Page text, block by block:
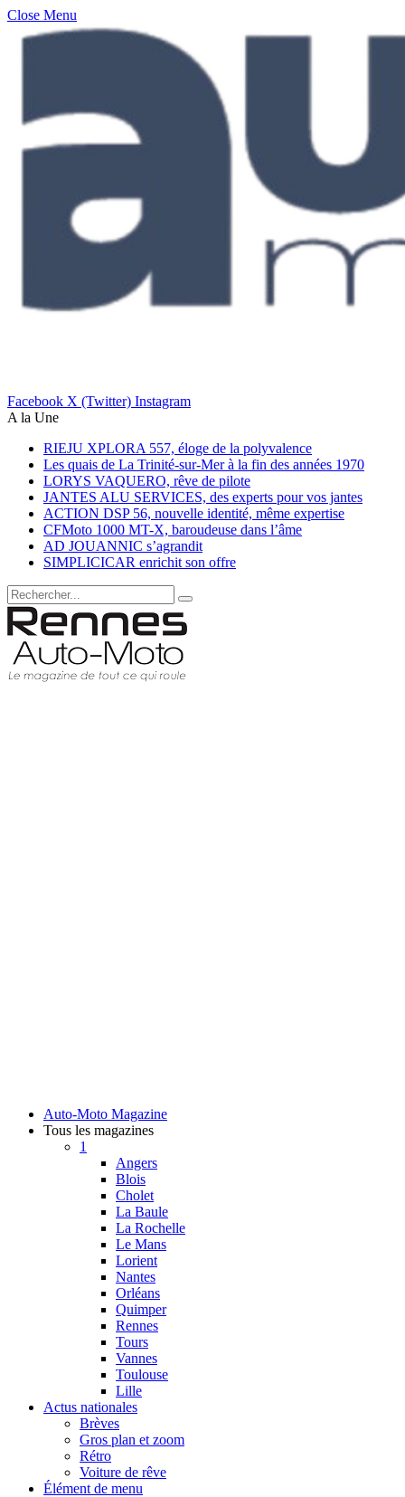
Close Menu
Facebook X (Twitter) Instagram
A la Une
RIEJU XPLORA 557, éloge de la polyvalence
Les quais de La Trinité-sur-Mer à la fin des années 1970
LORYS VAQUERO, rêve de pilote
JANTES ALU SERVICES, des experts pour vos jantes
ACTION DSP 56, nouvelle identité, même expertise
CFMoto 1000 MT-X, baroudeuse dans l’âme
AD JOUANNIC s’agrandit
SIMPLICICAR enrichit son offre
Auto-Moto Magazine
Tous les magazines
1
Angers
Blois
Cholet
La Baule
La Rochelle
Le Mans
Lorient
Nantes
Orléans
Quimper
Rennes
Tours
Vannes
Toulouse
Lille
Actus nationales
Brèves
Gros plan et zoom
Rétro
Voiture de rêve
Élément de menu